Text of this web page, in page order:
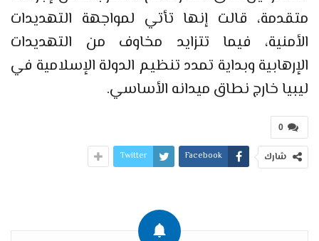
متقدمة، قالت إنها تأتي لمواجهة التهديدات
الأمنية، فيما تتزايد مخاوف من التهديدات
الإرهابية وبداية تمدد تنظيم الدولة الإسلامية في
ليبيا خارج نطاق ميدانه الأساسي.
0
شارك Facebook
Twitter